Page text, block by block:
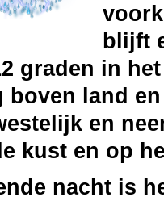
blijft
graden in
boven land
en
kust en op
nacht is